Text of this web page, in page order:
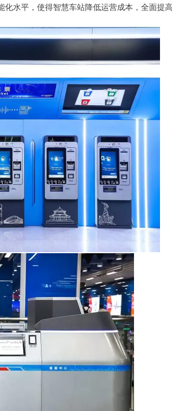
水平，使得智慧车站降低运营成本，全面提